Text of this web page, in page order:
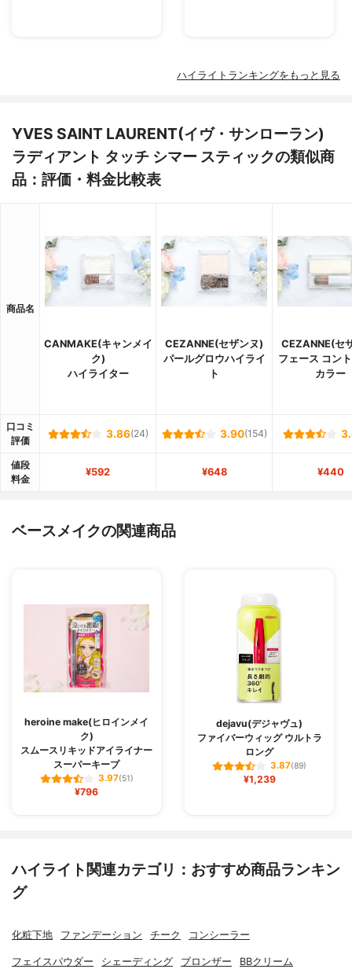
ハイライトランキングをもっと見る
YVES SAINT LAURENT(イヴ・サンローラン)
ラディアント タッチ シマー スティックの類似商
品：評価・料金比較表
商品名
CANMAKE(キャンメイ
ク)
ハイライター
CEZANNE(セザンヌ)
パールグロウハイライ
ト
CEZANNE(セ
フェース コン
カラー
口コミ
評価
3.86(24) 3.90(154)
値段
料金
¥592 ¥648 ¥440
ベースメイクの関連商品
heroine make(ヒロインメイ
ク)
スムースリキッドアイライナー
スーパーキープ
3.97(51)
¥796
dejavu(デジャヴュ)
ファイバーウィッグ ウルトラ
ロング
3.87(89)
¥1,239
ハイライト関連カテゴリ：おすすめ商品ランキン
グ
化粧下地 ファンデーション チーク コンシーラー
フェイスパウダー シェーディング ブロンザー BBクリーム